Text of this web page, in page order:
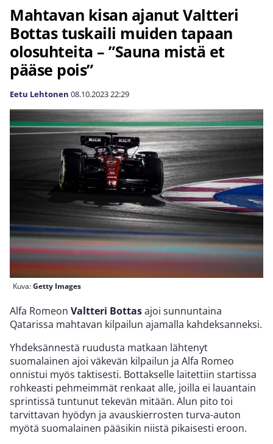
Mahtavan kisan ajanut Valtteri
Bottas tuskaili muiden tapaan
olosuhteita – ”Sauna mistä et
pääse pois”
Eetu Lehtonen 08.10.202322:29
Kuva:Getty Images
Alfa Romeon Valtteri Bottasajoi sunnuntaina
Qatarissa mahtavan kilpailun ajamalla kahdeksanneksi.
Yhdeksännestä ruudusta matkaan lähtenyt
suomalainen ajoi väkevän kilpailun ja Alfa Romeo
onnistui myös taktisesti. Bottakselle laitettiin startissa
rohkeasti pehmeimmät renkaat alle, joilla ei lauantain
sprintissä tuntunut tekevän mitään. Alun pito toi
tarvittavan hyödyn ja avauskierrosten turva-auton
myötä suomalainen pääsikin niistä pikaisesti eroon.